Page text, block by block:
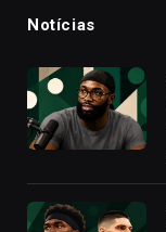
Notícias